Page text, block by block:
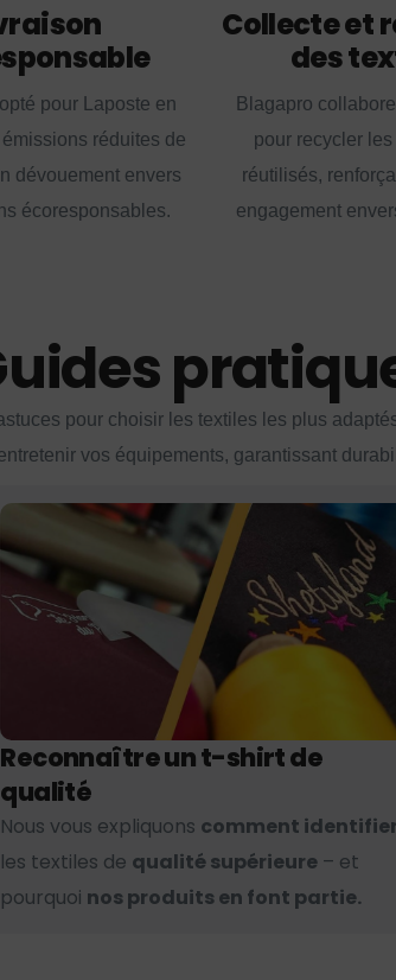
pour Laposte en
réduites de
dévouement envers
écoresponsables.
Collecte et
des
Blagapro
pour recycler
réutilisés,
engagement
pour choisir les textiles les plus
vos équipements, garantissant
Reconnaître un t-shirt de
qualité
Nous vous expliquons comment identifier
les textiles de qualité supérieure – et
pourquoi nos produits en font partie.